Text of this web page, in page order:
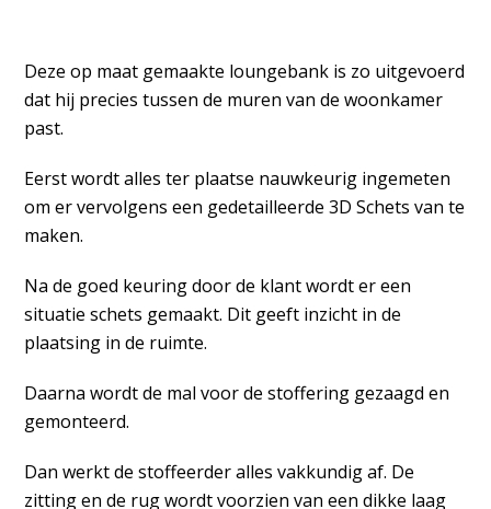
Eerst wordt alles ter plaatse nauwkeurig ingemeten
om er vervolgens een gedetailleerde 3D Schets van te
Na de goed keuring door de klant wordt er een
situatie schets gemaakt. Dit geeft inzicht in de
Daarna wordt de mal voor de stoffering gezaagd en
gemonteerd.
Dan werkt de stoffeerder alles vakkundig af. De
zitting en de rug wordt voorzien van een dikke laag
met de stof naar keuze van de klant.